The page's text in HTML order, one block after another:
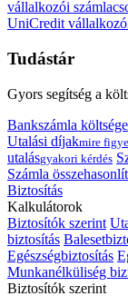
vállalkozói
UniCredit
Tudástár
Gyors segítség a
Bankszámla
Utalási díjakmire
utalásgyakori kérdés
Számla
Biztosítás
Kalkulátorok
Biztosítók szerint
biztosítás
Egészségbiztosítás
Munkanélküliség
Biztosítók szerint